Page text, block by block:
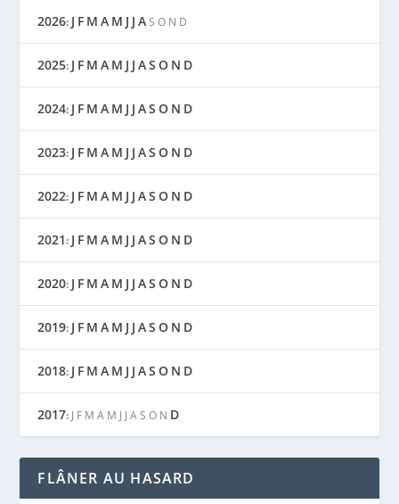
2026: J F M A M J J A S O N D
2025: J F M A M J J AS O N D
2024: J F M A M J J AS O N D
2023: J F M A M J J AS O N D
2022: J F M A M J J AS O N D
2021: J F M A M J J AS O N D
2020: J F M A M J J AS O N D
2019: J F M A M J J AS O N D
2018: J F M A M J J AS O N D
2017: J F M A M J J A S O N D
FLÂNER AU HASARD